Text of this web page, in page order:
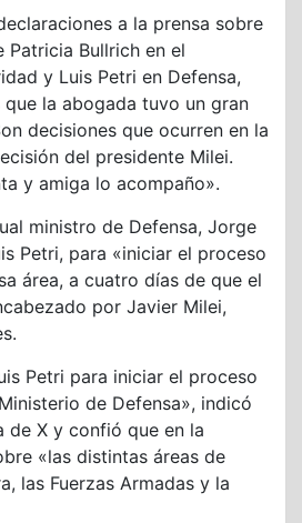
a la prensa sobre
Patricia Bullrich en el
y Luis Petri en Defensa,
la abogada tuvo un gran
decisiones que ocurren en la
del presidente Milei.
y amiga lo acompaño».
ministro de Defensa, Jorge
Petri, para «iniciar el proceso
área, a cuatro días de que el
por Javier Milei,
Petri para iniciar el proceso
de Defensa», indicó
de X y confió que en la
«las distintas áreas de
las Fuerzas Armadas y la